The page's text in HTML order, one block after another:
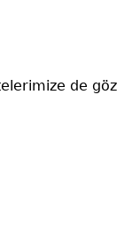
de göz